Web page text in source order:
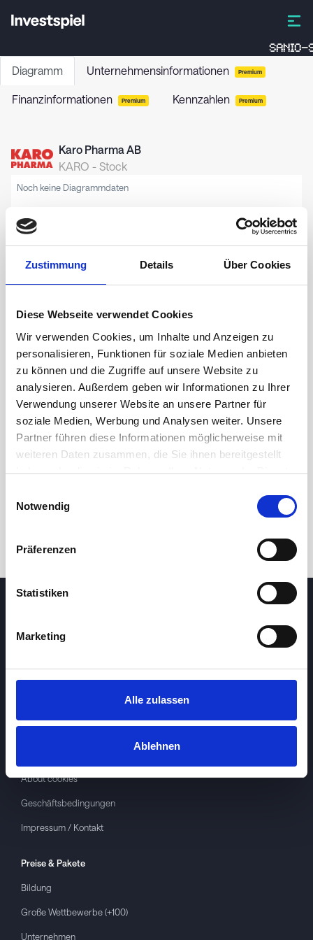
Zustimmung Details Über Cookies
Diese Webseite verwendet Cookies
Wir verwenden Cookies, um Inhalte und Anzeigen zu
personalisieren, Funktionen für soziale Medien anbieten
zu können und die Zugriffe auf unsere Website zu
analysieren. Außerdem geben wir Informationen zu Ihrer
Verwendung unserer Website an unsere Partner für
soziale Medien, Werbung und Analysen weiter. Unsere
Partner führen diese Informationen möglicherweise mit
weiteren Daten zusammen, die Sie ihnen bereitgestellt
haben oder die sie im Rahmen Ihrer Nutzung der Dienste
Notwendig
Präferenzen
Statistiken
Marketing
Alle zulassen
Ablehnen
SANIO-S
Diagramm Unternehmensinformationen Premium
Finanzinformationen Premium Kennzahlen Premium
Karo Pharma AB
KARO - Stock
Noch keine Diagrammdaten
24 Std. 7T 1M 3M 1J 5J
ÜberInvestspiel
About cookies
Geschäftsbedingungen
Impressum / Kontakt
Preise & Pakete
Bildung
Große Wettbewerbe (+100)
Unternehmen